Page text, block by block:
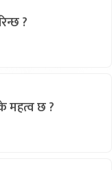
?
महत्व छ ?